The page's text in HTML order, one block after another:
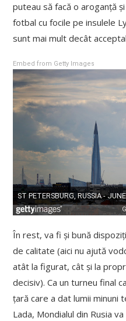
puteau să facă o aroganță
fotbal cu focile pe insulele
sunt mai mult decât
Embed from Getty Images
În rest, va fi și bună
de calitate (aici nu ajută
atât la figurat, cât și la
decisiv). Ca un turneu final
țară care a dat lumii minuni
Lada, Mondialul din Rusia